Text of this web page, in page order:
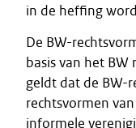
in de heffing
De BW-
basis van het BW
geldt dat de BW-
rechtsvormen
informele